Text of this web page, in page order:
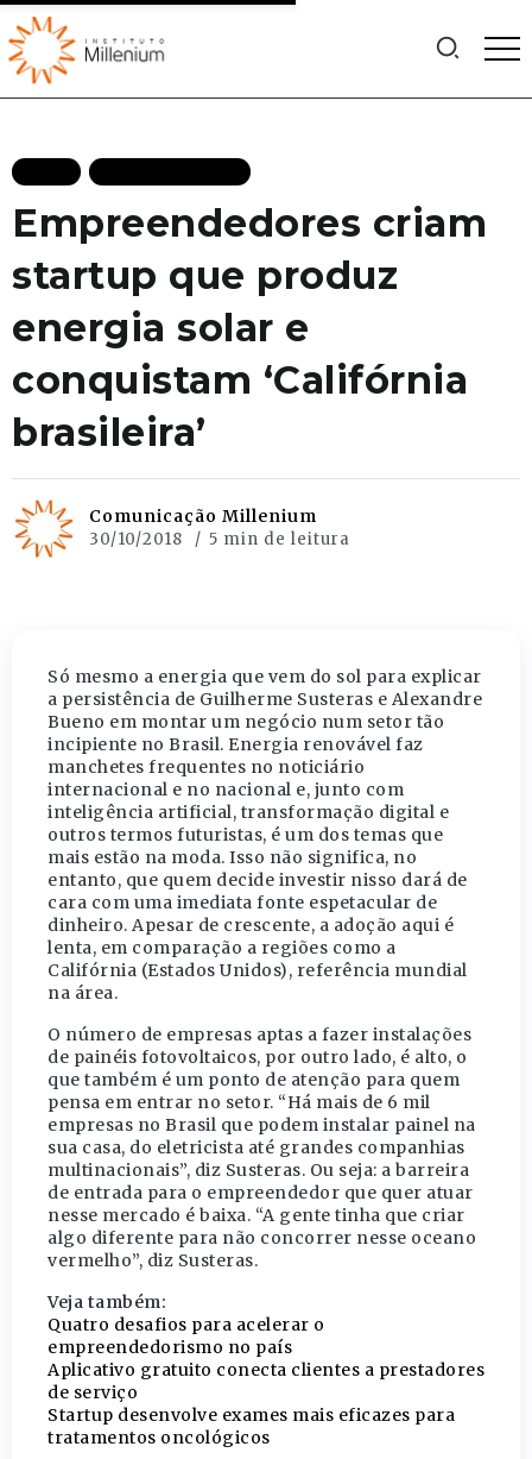
Empreendedores criam
startup que produz
energia solar e
conquistam ‘Califórnia
brasileira’
Comunicação Millenium
30/10/2018 5 min de leitura
Só mesmo a energia que vem do sol para explicar
a persistência de Guilherme Susteras e Alexandre
Bueno em montar um negócio num setor tão
incipiente no Brasil. Energia renovável faz
manchetes frequentes no noticiário
internacional e no nacional e, junto com
inteligência artificial, transformação digital e
outros termos futuristas, é um dos temas que
mais estão na moda. Isso não significa, no
entanto, que quem decide investir nisso dará de
cara com uma imediata fonte espetacular de
dinheiro. Apesar de crescente, a adoção aqui é
lenta, em comparação a regiões como a
Califórnia (Estados Unidos), referência mundial
na área.
O número de empresas aptas a fazer instalações
de painéis fotovoltaicos, por outro lado, é alto, o
que também é um ponto de atenção para quem
pensa em entrar no setor. “Há mais de 6 mil
empresas no Brasil que podem instalar painel na
sua casa, do eletricista até grandes companhias
multinacionais”, diz Susteras. Ou seja: a barreira
de entrada para o empreendedor que quer atuar
nesse mercado é baixa. “A gente tinha que criar
algo diferente para não concorrer nesse oceano
vermelho”, diz Susteras.
Veja também:
Quatro desafios para acelerar o
empreendedorismo no país
Aplicativo gratuito conecta clientes a prestadores
de serviço
Startup desenvolve exames mais eficazes para
tratamentos oncológicos